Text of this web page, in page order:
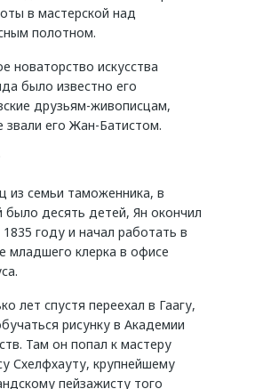
в мастерской над
полотном.
новаторство искусства
было известно его
друзьям-живописцам,
звали его Жан-Батистом.
из семьи таможенника, в
было десять детей, Ян окончил
году и начал работать в
младшего клерка в офисе
лет спустя переехал в Гаагу,
рисунку в Академии
Там он попал к мастеру
Схелфхауту, крупнейшему
пейзажисту того